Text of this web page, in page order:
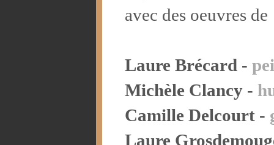
avec des oeuvres de
Laure Brécard -
Michèle Clancy -
Camille Delcourt -
Laure